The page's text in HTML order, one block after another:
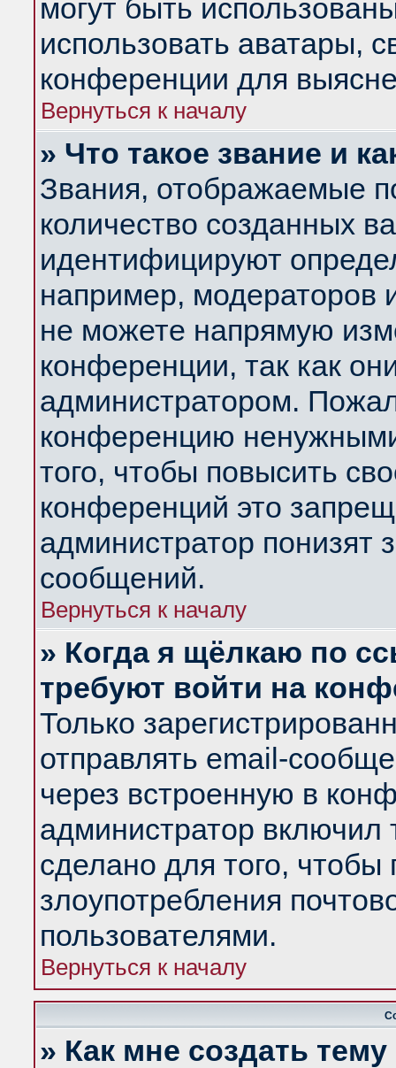
могут быть
использовать аватары,
конференции для
Вернуться к началу
» Что такое звание и
Звания, отображаемые
количество созданных
идентифицируют
например, модераторов
не можете напрямую
конференции, так как
администратором.
конференцию
того, чтобы повысить
конференций это
администратор понизят
сообщений.
Вернуться к началу
» Когда я щёлкаю по
требуют войти на
Только
отправлять email-
через встроенную в
администратор
сделано для того, чтобы
злоупотребления
пользователями.
Вернуться к началу
» Как мне создать